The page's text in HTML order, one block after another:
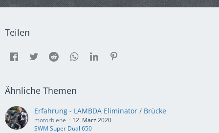
Teilen
Ähnliche Themen
Erfahrung - LAMBDA Eliminator / Brücke
motorbiene
12. März 2020
SWM Super Dual 650